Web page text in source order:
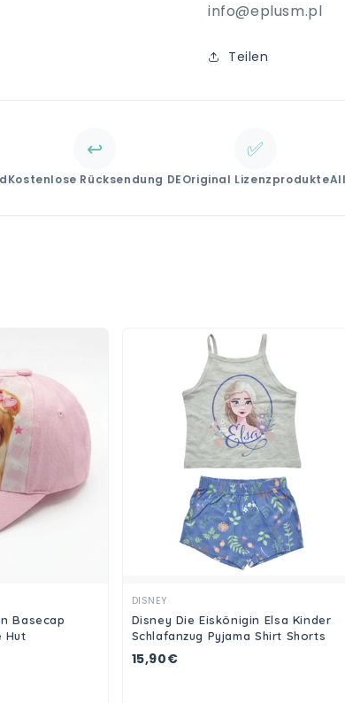
info@eplusm.pl
Teilen
↩️
Kostenlose Rücksendung DE
✅
Original Lizenzprodukte
Basecap
Hut
DISNEY
Disney Die Eiskönigin Elsa Kinder
Schlafanzug Pyjama Shirt Shorts
15,90€